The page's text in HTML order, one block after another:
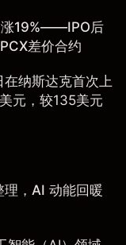
涨19%——IPO后
差价合约
纳斯达克首次上
元，较135美元
理，AI 动能回暖